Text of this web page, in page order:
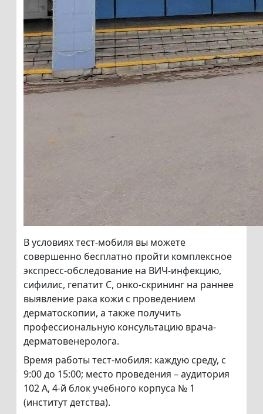
В условиях тест-мобиля вы можете
совершенно бесплатно пройти комплексное
экспресс-обследование на ВИЧ-инфекцию,
сифилис, гепатит С, онко-скрининг на раннее
выявление рака кожи с проведением
дерматоскопии, а также получить
профессиональную консультацию врача-
дерматовенеролога.
Время работы тест-мобиля: каждую среду, с
9:00 до 15:00; место проведения – аудитория
102 А, 4-й блок учебного корпуса № 1
(институт детства).